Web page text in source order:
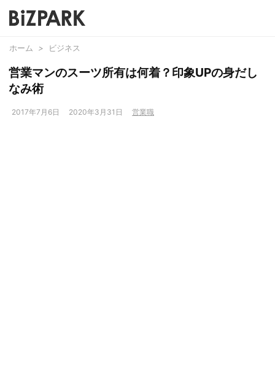
ホーム > ビジネス
営業マンのスーツ所有は何着？印象UPの身だし
なみ術
2017年7月6日 2020年3月31日 営業職